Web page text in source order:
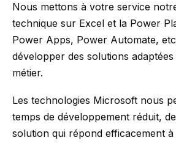
Nous mettons à votre service
technique sur Excel et la Power
Power Apps, Power Automate,
développer des solutions
métier.
Les technologies Microsoft nous
temps de développement réduit,
solution qui répond efficacement